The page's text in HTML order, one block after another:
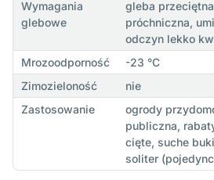
Wymagania
glebowe
gleba
próchniczna,
odczyn lekko
Mrozoodporność
-23 °C
Zimozieloność
nie
Zastosowanie
ogrody
publiczna,
cięte, suche
soliter